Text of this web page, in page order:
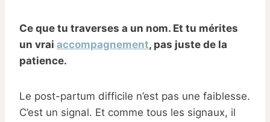
Ce que tu traverses a un nom. Et tu mérites
un vrai accompagnement, pas juste de la
patience.
Le post-partum difficile n’est pas une faiblesse.
C’est un signal. Et comme tous les signaux, il